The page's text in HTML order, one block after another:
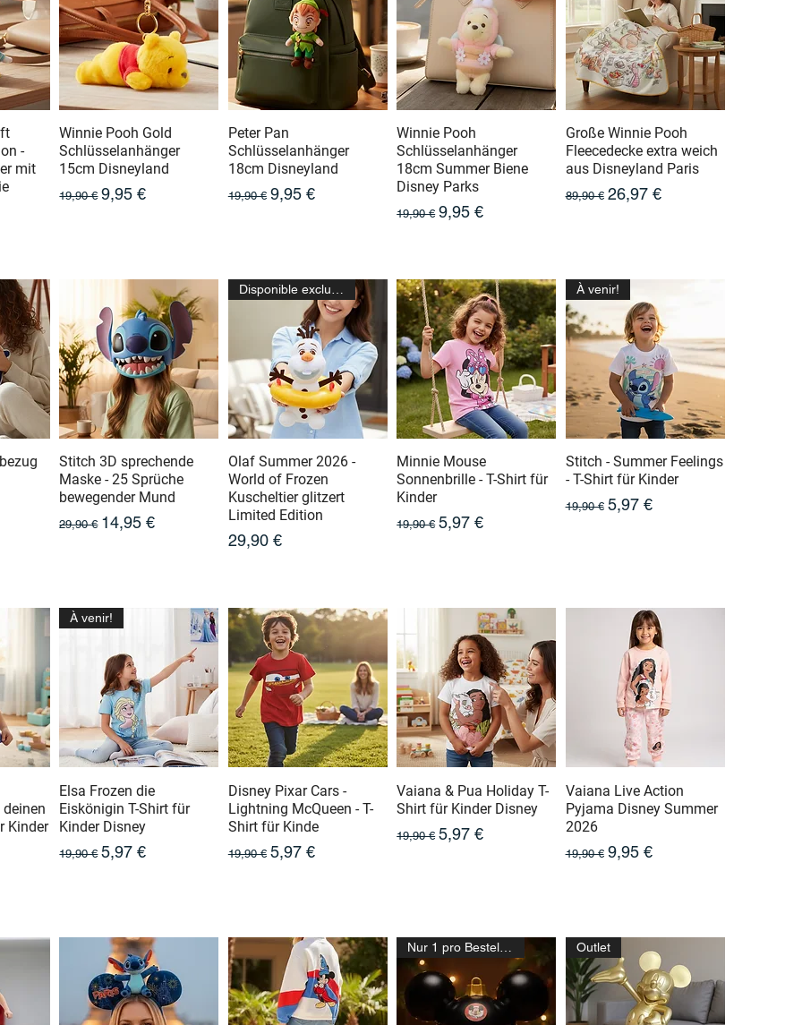
-
mit
Winnie Pooh Gold
Schlüsselanhänger
15cm Disneyland
Prix original
19,90 € Prix promotionnel
9,95 €
Peter Pan
Schlüsselanhänger
18cm Disneyland
Prix original
19,90 € Prix promotionnel
9,95 €
Winnie Pooh
Schlüsselanhänger
18cm Summer Biene
Disney Parks
Prix original
19,90 € Prix promotionnel
9,95 €
Große Winnie Pooh
Fleecedecke extra weich
aus Disneyland Paris
Prix original
89,90 € Prix promotionnel
26,97 €
Stitch 3D sprechende
Maske - 25 Sprüche
bewegender Mund
Prix original
29,90 € Prix promotionnel
14,95 €
Olaf Summer 2026 -
World of Frozen
Kuscheltier glitzert
Limited Edition
Prix
29,90 €
Minnie Mouse
Sonnenbrille - T-Shirt für
Kinder
Prix original
19,90 € Prix promotionnel
5,97 €
À venir!
Stitch - Summer Feelings
- T-Shirt für Kinder
Prix original
19,90 € Prix promotionnel
5,97 €
Kinder
À venir!
Elsa Frozen die
Eiskönigin T-Shirt für
Kinder Disney
Prix original
19,90 € Prix promotionnel
5,97 €
Disney Pixar Cars -
Lightning McQueen - T-
Shirt für Kinde
Prix original
19,90 € Prix promotionnel
5,97 €
Vaiana & Pua Holiday T-
Shirt für Kinder Disney
Prix original
19,90 € Prix promotionnel
5,97 €
Vaiana Live Action
Pyjama Disney Summer
2026
Prix original
19,90 € Prix promotionnel
9,95 €
Outlet